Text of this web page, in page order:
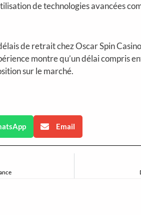
de technologies avancées
de retrait chez Oscar Spin
montre qu’un délai compris
sur le marché.
Email